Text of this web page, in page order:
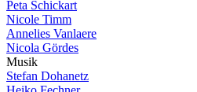
Peta Schickart
Nicole Timm
Annelies Vanlaere
Nicola Gördes
Musik
Stefan Dohanetz